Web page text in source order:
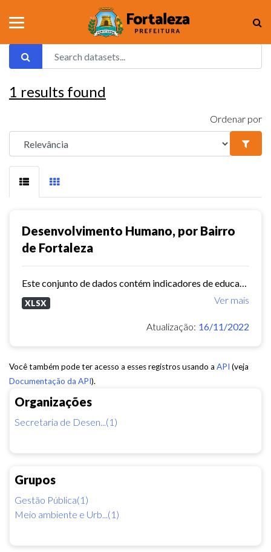
Organizações
Secretaria de Desen...(1)
Grupos
Gestão Pública(1)
Meio ambiente e Urb...(1)
1 results found
Ordenar por
Desenvolvimento Humano, por Bairro
de Fortaleza
Ver mais
XLSX
Atualização: 16/11/2022
Você também pode ter acesso a esses registros usando a API (veja
Documentação da API).